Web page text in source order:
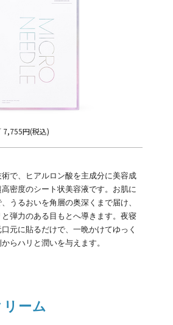
円(税込)
で、ヒアルロン酸を主成分に美容成
密度のシート状美容液です。お肌に
うるおいを角層の奥深くまで届け、
弾力のある目もとへ導きます。夜寝
元に貼るだけで、一晩かけてゆっく
らハリと潤いを与えます。
ーム